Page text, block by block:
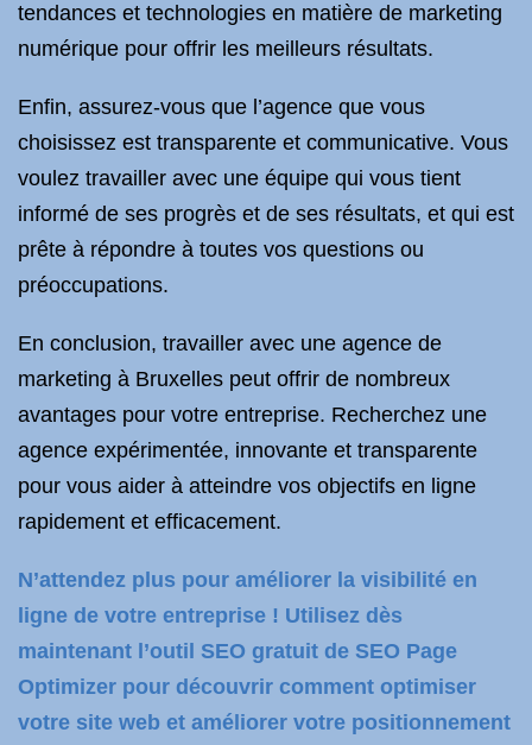
tendances et technologies en matière de marketing
numérique pour offrir les meilleurs résultats.
Enfin, assurez-vous que l’agence que vous
choisissez est transparente et communicative. Vous
voulez travailler avec une équipe qui vous tient
informé de ses progrès et de ses résultats, et qui est
prête à répondre à toutes vos questions ou
préoccupations.
En conclusion, travailler avec une agence de
marketing à Bruxelles peut offrir de nombreux
avantages pour votre entreprise. Recherchez une
agence expérimentée, innovante et transparente
pour vous aider à atteindre vos objectifs en ligne
rapidement et efficacement.
N’attendez plus pour améliorer la visibilité en
ligne de votre entreprise ! Utilisez dès
maintenant l’outil SEO gratuit de SEO Page
Optimizer pour découvrir comment optimiser
votre site web et améliorer votre positionnement